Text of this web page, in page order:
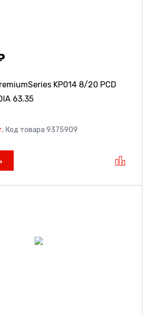
KP014 8/20 PCD
63.35
Код товара 9375909